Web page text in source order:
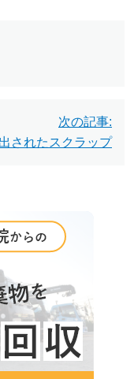
次の記事:
されたスクラップ